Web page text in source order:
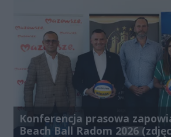
Konferencja prasowa
Beach Ball Radom 2026